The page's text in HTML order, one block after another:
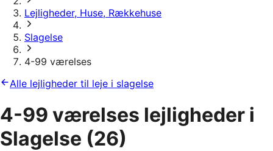
Lejligheder, Huse, Rækkehuse
Slagelse
4-99 værelses
Alle lejligheder til leje i slagelse
4-99 værelses lejligheder i
Slagelse (26)